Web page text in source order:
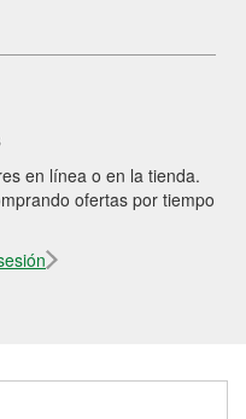
en línea o en la tienda.
ofertas por tiempo